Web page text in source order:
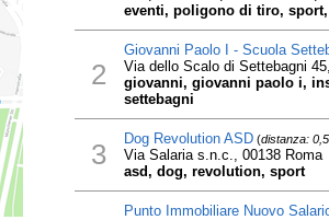
eventi, poligono di tiro, sport,
2
Giovanni Paolo I - Scuola
Via dello Scalo di Settebagni
giovanni, giovanni paolo i,
settebagni
3 Dog Revolution ASD(distanza:
Via Salaria s.n.c., 00138 Roma
asd, dog, revolution, sport
Punto Immobiliare Nuovo